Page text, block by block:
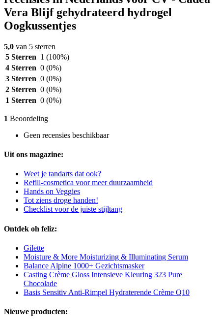
Vera Blijf gehydrateerd hydrogel
Oogkussentjes
5,0 van 5 sterren
5 Sterren 1 (100%)
4 Sterren 0 (0%)
3 Sterren 0 (0%)
2 Sterren 0 (0%)
1 Sterren 0 (0%)
1 Beoordeling
Geen recensies beschikbaar
Uit ons magazine:
Weet je tandarts dat ook?
Refill-cosmetica voor meer duurzaamheid
Hands on Veggies
Tot ziens droge handen!
Checklist voor de juiste stijltang
Ontdek oh feliz:
Gilette
Moisture & More Moisturizing & Illuminating Serum
Balance Alpine 1000+ Gezichtsmasker
Casting Crème Gloss Intensieve Kleuring 323 Pure
Chocolade
Basis Sensitiv Anti-Rimpel Hydraterende Crème Q10
Nieuwe producten: